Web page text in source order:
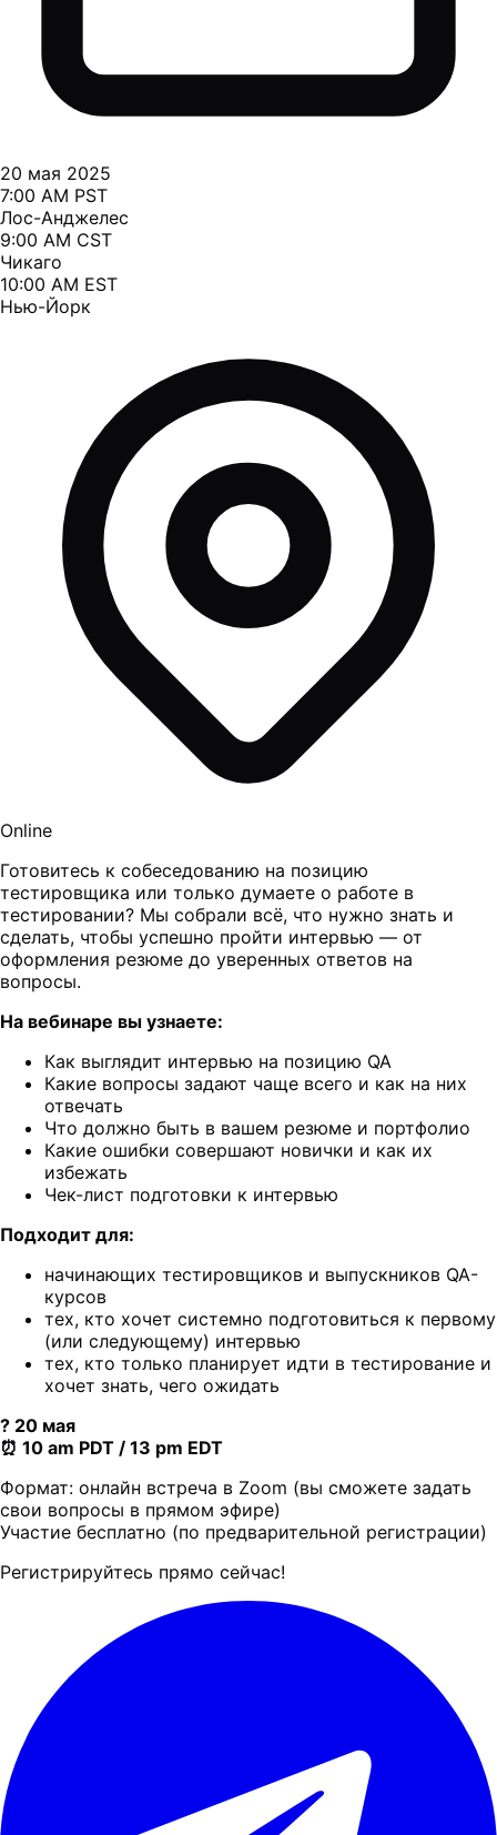
20 мая 2025
7:00 AM PST
Лос-Анджелес
9:00 AM CST
Чикаго
10:00 AM EST
Нью-Йорк
Online
Готовитесь к собеседованию на позицию
тестировщика или только думаете о работе в
тестировании? Мы собрали всё, что нужно знать и
сделать, чтобы успешно пройти интервью — от
оформления резюме до уверенных ответов на
вопросы.
На вебинаре вы узнаете:
Как выглядит интервью на позицию QA
Какие вопросы задают чаще всего и как на них
отвечать
Что должно быть в вашем резюме и портфолио
Какие ошибки совершают новички и как их
избежать
Чек-лист подготовки к интервью
Подходит для:
начинающих тестировщиков и выпускников QA-
курсов
тех, кто хочет системно подготовиться к первому
(или следующему) интервью
тех, кто только планирует идти в тестирование и
хочет знать, чего ожидать
? 20 мая
⏰ 10 am PDT / 13 pm EDT
Формат: онлайн встреча в Zoom (вы сможете задать
свои вопросы в прямом эфире)
Участие бесплатно (по предварительной регистрации)
Регистрируйтесь прямо сейчас!